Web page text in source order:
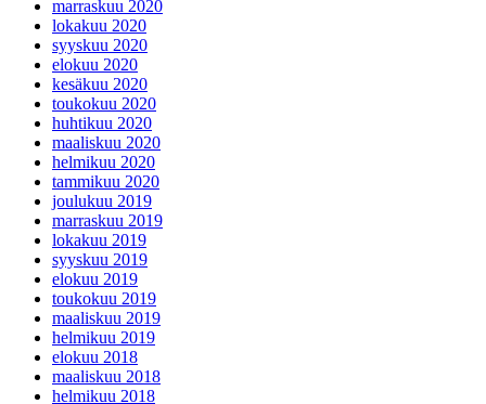
marraskuu 2020
lokakuu 2020
syyskuu 2020
elokuu 2020
kesäkuu 2020
toukokuu 2020
huhtikuu 2020
maaliskuu 2020
helmikuu 2020
tammikuu 2020
joulukuu 2019
marraskuu 2019
lokakuu 2019
syyskuu 2019
elokuu 2019
toukokuu 2019
maaliskuu 2019
helmikuu 2019
elokuu 2018
maaliskuu 2018
helmikuu 2018